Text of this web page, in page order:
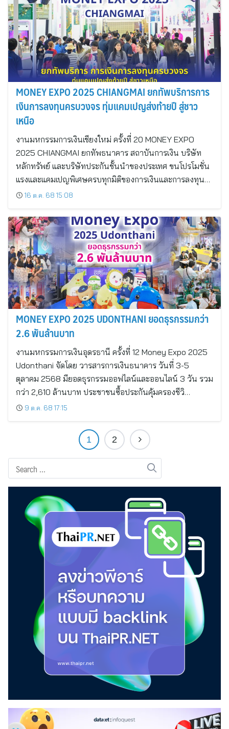
MONEY EXPO 2025 CHIANGMAI ยกทัพบริการการ
เงินการลงทุนครบวงจร ทุ่มแคมเปญส่งท้ายปี สู่ชาว
เหนือ
งานมหกรรมการเงินเชียงใหม่ ครั้งที่ 20 MONEY EXPO
2025 CHIANGMAI ยกทัพธนาคาร สถาบันการเงิน บริษัท
หลักทรัพย์ และบริษัทประกันชั้นนำของประเทศ ขนโปรโมชั่น
แรงและแคมเปญพิเศษครบทุกมิติของการเงินและการลงทุน…
16 ต.ค. 68 15:08
MONEY EXPO 2025 UDONTHANI ยอดธุรกรรมกว่า
2.6 พันล้านบาท
งานมหกรรมการเงินอุดรธานี ครั้งที่ 12 Money Expo 2025
Udonthani จัดโดย วารสารการเงินธนาคาร วันที่ 3-5
ตุลาคม 2568 มียอดธุรกรรมออฟไลน์และออนไลน์ 3 วัน รวม
กว่า 2,610 ล้านบาท ประชาชนซื้อประกันคุ้มครองชีวิ…
9 ต.ค. 68 17:15
1 2